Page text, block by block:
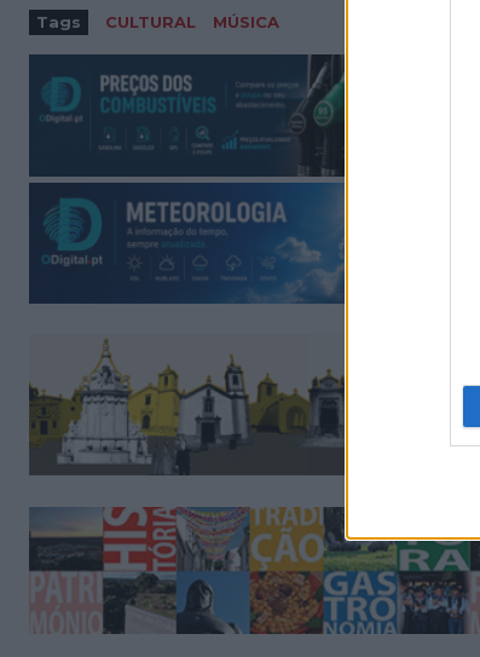
Tags CULTURAL MÚSICA